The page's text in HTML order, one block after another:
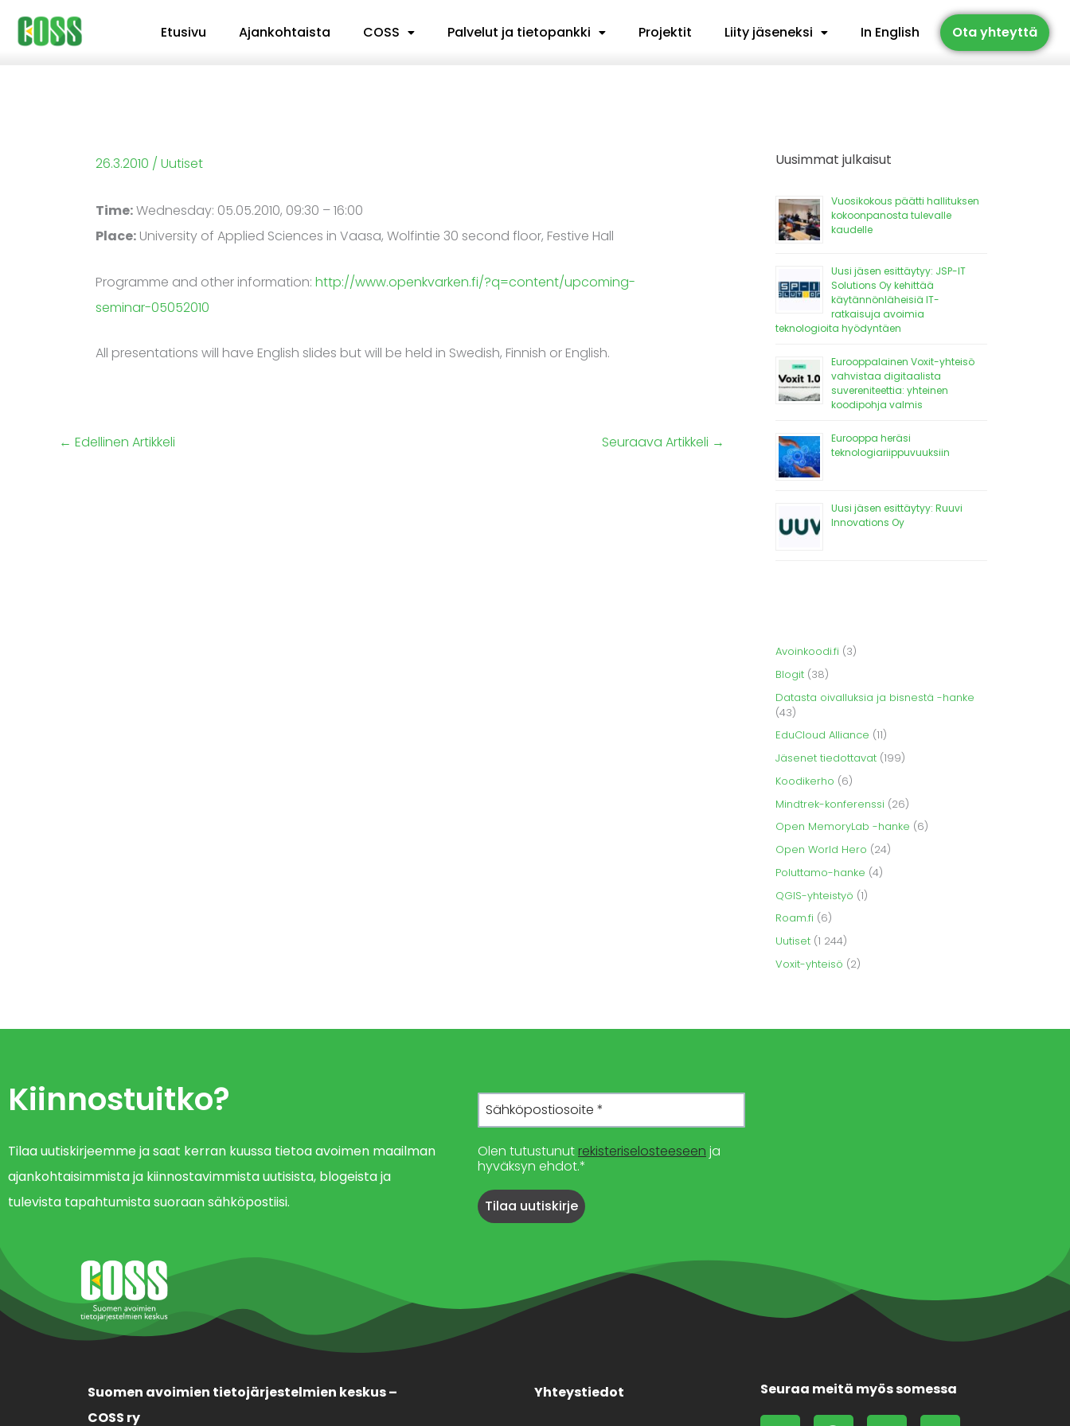
Siirry
sisältöön
Etusivu Ajankohtaista COSS Palvelut ja tietopankki Projektit Liity jäseneksi In English Ota yhteyttä
26.3.2010 / Uutiset
Time:Wednesday: 05.05.2010, 09:30 – 16:00
Place: University of Applied Sciences in Vaasa, Wolfintie 30 second floor, Festive Hall
Programme and other information: http://www.openkvarken.fi/?q=content/upcoming-
seminar-05052010
All presentations will have English slides but will be held in Swedish, Finnish or English.
← Edellinen Artikkeli Seuraava Artikkeli →
Uusimmat julkaisut
Vuosikokous päätti hallituksen
kokoonpanosta tulevalle
kaudelle
Uusi jäsen esittäytyy: JSP-IT
Solutions Oy kehittää
käytännönläheisiä IT-
ratkaisuja avoimia
teknologioita hyödyntäen
Eurooppalainen Voxit-yhteisö
vahvistaa digitaalista
suvereniteettia: yhteinen
koodipohja valmis
Eurooppa heräsi
teknologiariippuvuuksiin
Uusi jäsen esittäytyy: Ruuvi
Innovations Oy
Avoinkoodi.fi (3)
Blogit (38)
Datasta oivalluksia ja bisnestä -hanke
(43)
EduCloud Alliance (11)
Jäsenet tiedottavat (199)
Koodikerho (6)
Mindtrek-konferenssi (26)
Open MemoryLab -hanke (6)
Open World Hero (24)
Poluttamo-hanke (4)
QGIS-yhteistyö (1)
Roam.fi (6)
Uutiset (1 244)
Voxit-yhteisö (2)
Kiinnostuitko?
Tilaa uutiskirjeemme ja saat kerran kuussa tietoa avoimen maailman
ajankohtaisimmista ja kiinnostavimmista uutisista, blogeista ja
tulevista tapahtumista suoraan sähköpostiisi.
Olen tutustunut rekisteriselosteeseen ja
hyväksyn ehdot.*
Suomen avoimien tietojärjestelmien keskus –
COSS ry
Yhteystiedot Seuraa meitä myös somessa